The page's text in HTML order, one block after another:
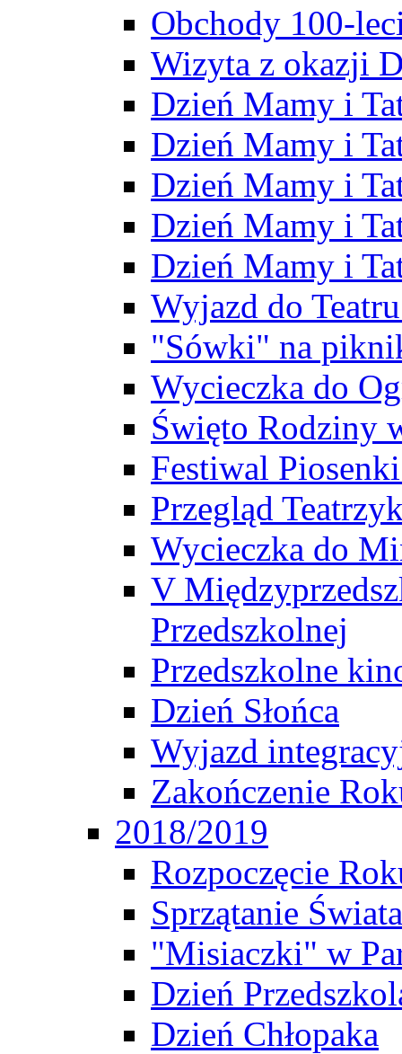
Obchody 100-
Wizyta z okazji
Dzień Mamy i
Dzień Mamy i
Dzień Mamy i
Dzień Mamy i
Dzień Mamy i
Wyjazd do
"Sówki" na
Wycieczka do
Święto Rodziny
Festiwal
Przegląd
Wycieczka do
V
Przedszkolnej
Przedszkolne
Dzień Słońca
Wyjazd
Zakończenie
2018/2019
Rozpoczęcie
Sprzątanie Świata
"Misiaczki" w
Dzień
Dzień Chłopaka